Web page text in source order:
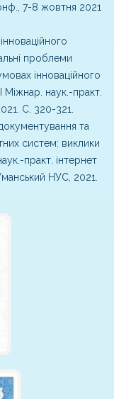
7-8 жовтня 2021
проблеми
інноваційного
Міжнар. наук.-практ.
С. 320-321.
та
систем: виклики
практ. інтернет
НУС, 2021.